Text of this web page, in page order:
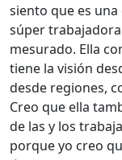
siento que es
súper
mesurado. Ella
tiene la visión
desde regiones,
Creo que ella
de las y los
porque yo creo